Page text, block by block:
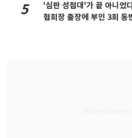
5
'심판 성접대'가 끝 아니었
협회장 출장에 부인 3회 동